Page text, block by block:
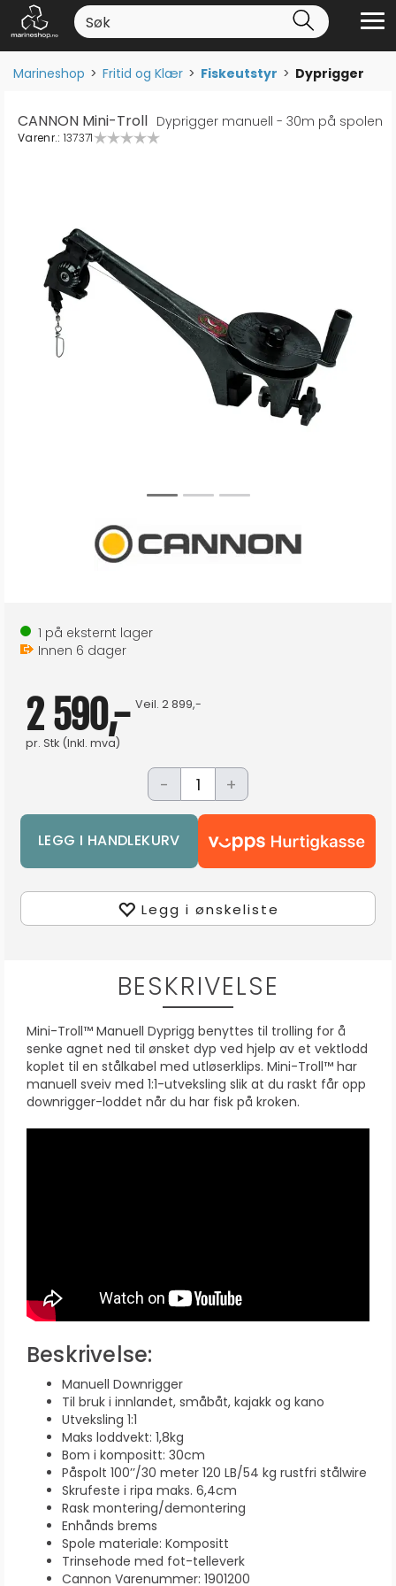
Marineshop>Fritid og Klær>Fiskeutstyr>Dyprigger
CANNON Mini-Troll Dyprigger manuell - 30m på spolen
Varenr.: 137371
1 på eksternt lager
Innen 6 dager
2 590,-
pr. Stk (Inkl. mva)
Veil.2 899,-
- +
Legg i ønskeliste
BESKRIVELSE
Mini-Troll™ Manuell Dyprigg benyttes til trolling for å
senke agnet ned til ønsket dyp ved hjelp av et vektlodd
koplet til en stålkabel med utløserklips. Mini-Troll™ har
manuell sveiv med 1:1-utveksling slik at du raskt får opp
downrigger-loddet når du har fisk på kroken.
Beskrivelse:
Manuell Downrigger
Til bruk i innlandet, småbåt, kajakk og kano
Utveksling 1:1
Maks loddvekt: 1,8kg
Bom i kompositt: 30cm
Påspolt 100’’/30 meter 120 LB/54 kg rustfri stålwire
Skrufeste i ripa maks. 6,4cm
Rask montering/demontering
Enhånds brems
Spole materiale: Kompositt
Trinsehode med fot-telleverk
Cannon Varenummer: 1901200